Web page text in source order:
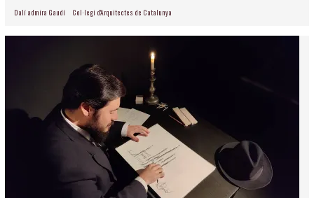
Dalí admira Gaudí Col·legi d'Arquitectes de Catalunya